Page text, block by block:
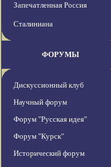
Запечатленная Россия
Сталиниана
ФОРУМЫ
Дискуссионный клуб
Научный форум
Форум "Русская идея"
Форум "Курск"
Исторический форум